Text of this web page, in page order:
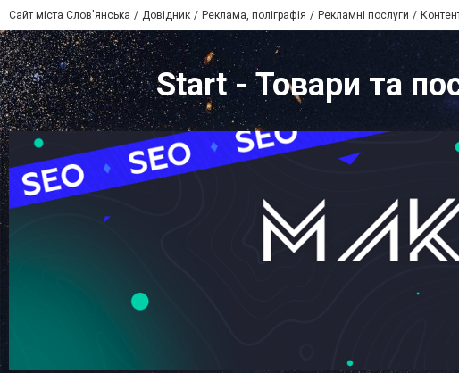
Сайт міста Слов'янська Довідник Реклама, поліграфія Рекламні послуги
Start - Товари та